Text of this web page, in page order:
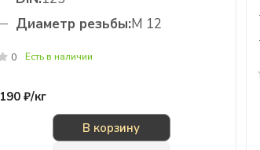
Диаметр резьбы:М 12
0 Есть в наличии
190 ₽/кг
В корзину